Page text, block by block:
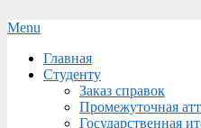
Secondary
Menu
Menu
Главная
Студенту
Заказ справок
Промежуточная
Государственная